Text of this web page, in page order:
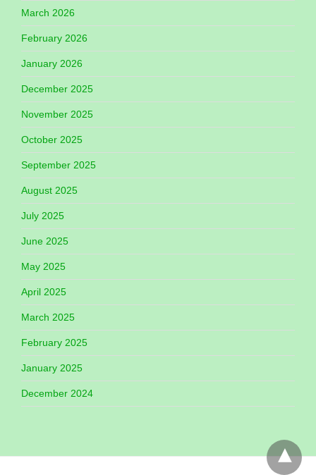
March 2026
February 2026
January 2026
December 2025
November 2025
October 2025
September 2025
August 2025
July 2025
June 2025
May 2025
April 2025
March 2025
February 2025
January 2025
December 2024